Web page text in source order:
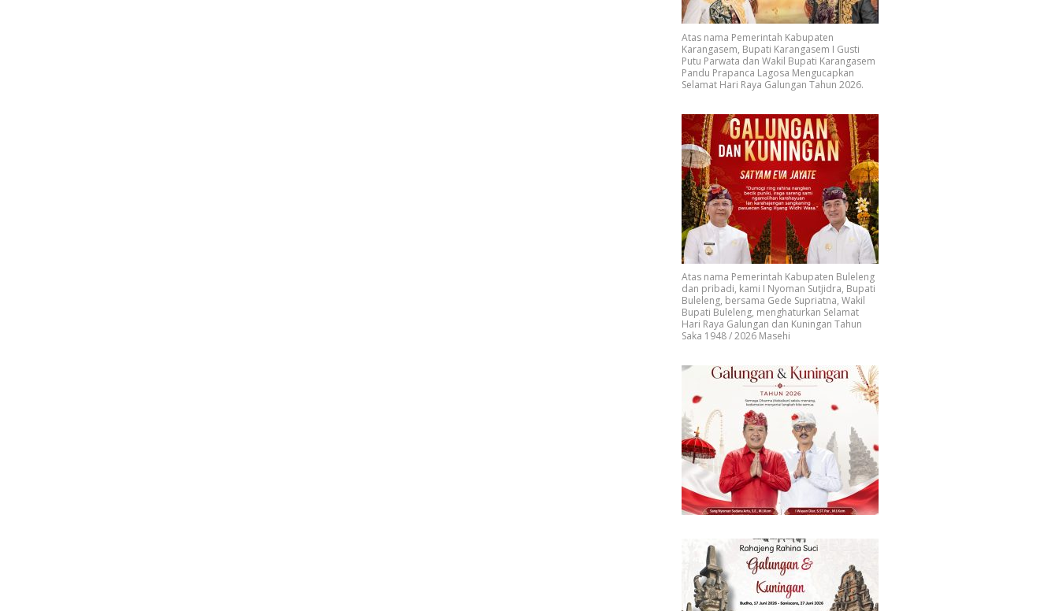
Atas nama Pemerintah Kabupaten
Karangasem, Bupati Karangasem I Gusti
Putu Parwata dan Wakil Bupati Karangasem
Pandu Prapanca Lagosa Mengucapkan
Selamat Hari Raya Galungan Tahun 2026.
Atas nama Pemerintah Kabupaten Buleleng
dan pribadi, kami I Nyoman Sutjidra, Bupati
Buleleng, bersama Gede Supriatna, Wakil
Bupati Buleleng, menghaturkan Selamat
Hari Raya Galungan dan Kuningan Tahun
Saka 1948 / 2026 Masehi